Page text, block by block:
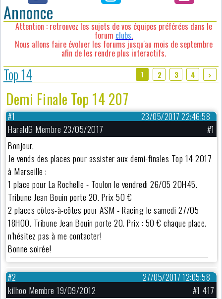
Annonce
Attention : retrouvez les sujets de vos équipes préférées dans le
forum clubs.
Nous allons faire évoluer les forums jusqu'au mois de septembre
afin de les rendre plus interactifs.
Top 14 1 2 3 4
Demi Finale Top 14 207
23/05/2017 22:46:58
#1
HaraldG Membre 23/05/2017
#1
Bonjour,
Je vends des places pour assister aux demi-finales Top 14 2017
à Marseille :
1 place pour La Rochelle - Toulon le vendredi 26/05 20H45.
Tribune Jean Bouin porte 20. Prix 50 €
2 places côtes-à-côtes pour ASM - Racing le samedi 27/05
18H00. Tribune Jean Bouin porte 20. Prix : 50 € chaque place.
n'hésitez pas à me contacter!
Bonne soirée!
27/05/2017 12:05:58
#2
kilhoo Membre 19/09/2012
#1 417